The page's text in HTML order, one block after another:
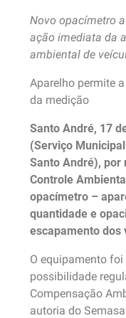
Novo opacímetro
ação imediata da
ambiental de
Aparelho permite
da medição
Santo André, 17
(Serviço
Santo André), por
Controle
opacímetro –
quantidade e
escapamento dos
O equipamento
possibilidade
Compensação
autoria do